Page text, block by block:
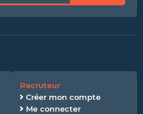
Recruteur
Créer mon compte
Me connecter